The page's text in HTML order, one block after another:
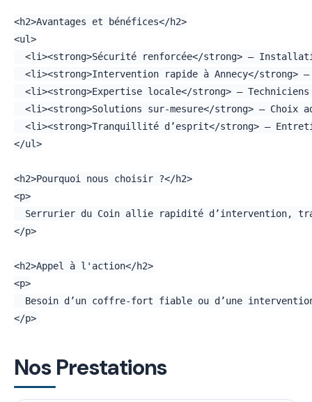
<h2>Avantages et bénéfices</h2>
<ul>
<li><strong>Sécurité renforcée</strong> —
<li><strong>Intervention rapide à Annecy</strong>
<li><strong>Expertise locale</strong> —
<li><strong>Solutions sur-mesure</strong> — Choix
<li><strong>Tranquillité d’esprit</strong> —
</ul>
<h2>Pourquoi nous choisir ?</h2>
<p>
Serrurier du Coin allie rapidité d’intervention,
</p>
<h2>Appel à l'action</h2>
<p>
Besoin d’un coffre-fort fiable ou d’une
Nos Prestations